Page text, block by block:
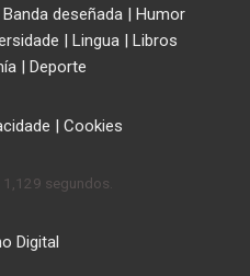
Banda deseñada | Humor
| Lingua| Libros
| Deporte
| Cookies
segundos.